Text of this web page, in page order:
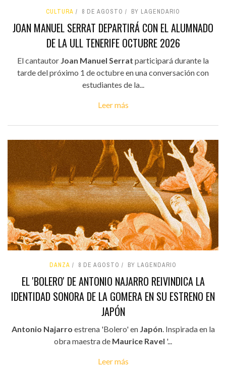
CULTURA 8 DE AGOSTO BY LAGENDARIO
JOAN MANUEL SERRAT DEPARTIRÁ CON EL ALUMNADO
DE LA ULL TENERIFE OCTUBRE 2026
El cantautor Joan Manuel Serrat participará durante la
tarde del próximo 1 de octubre en una conversación con
estudiantes de la...
Leer más
DANZA 8 DE AGOSTO BY LAGENDARIO
EL 'BOLERO' DE ANTONIO NAJARRO REIVINDICA LA
IDENTIDAD SONORA DE LA GOMERA EN SU ESTRENO EN
JAPÓN
Antonio Najarro estrena 'Bolero' en Japón. Inspirada en la
obra maestra de Maurice Ravel '...
Leer más